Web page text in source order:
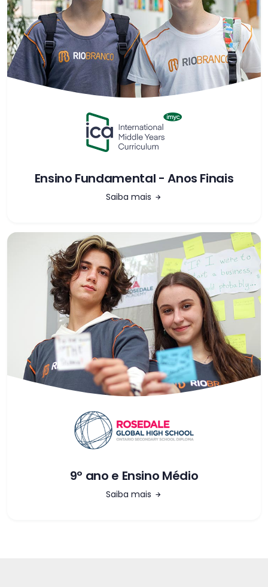
Ensino Fundamental - Anos Finais
Saiba mais
9º ano e Ensino Médio
Saiba mais